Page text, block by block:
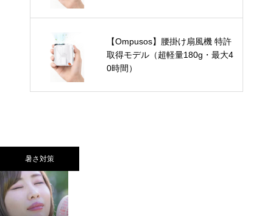
【Ompusos】腰掛け扇風機 特許
取得モデル（超軽量180g・最大4
0時間）
暑さ対策